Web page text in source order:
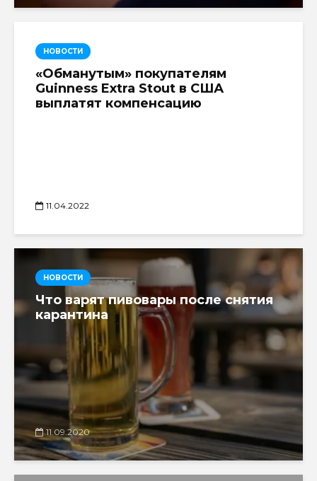
НОВОСТИ
«Обманутым» покупателям
Guinness Extra Stout в США
выплатят компенсацию
11.04.2022
НОВОСТИ
Что варят пивовары после снятия
карантина
11.09.2020